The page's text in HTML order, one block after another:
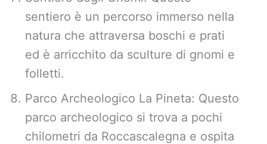
sentiero è un percorso immerso nella
natura che attraversa boschi e prati
ed è arricchito da sculture di gnomi e
folletti.
Parco Archeologico La Pineta: Questo
parco archeologico si trova a pochi
chilometri da Roccascalegna e ospita